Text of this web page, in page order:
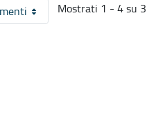
Per pagina
Mostrati 1 - 4 su